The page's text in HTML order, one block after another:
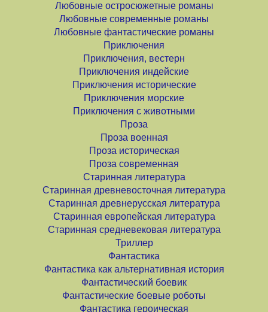
Любовные остросюжетные романы
Любовные современные романы
Любовные фантастические романы
Приключения
Приключения, вестерн
Приключения индейские
Приключения исторические
Приключения морские
Приключения с животными
Проза
Проза военная
Проза историческая
Проза современная
Старинная литература
Старинная древневосточная литература
Старинная древнерусская литература
Старинная европейская литература
Старинная средневековая литература
Триллер
Фантастика
Фантастика как альтернативная история
Фантастический боевик
Фантастические боевые роботы
Фантастика героическая